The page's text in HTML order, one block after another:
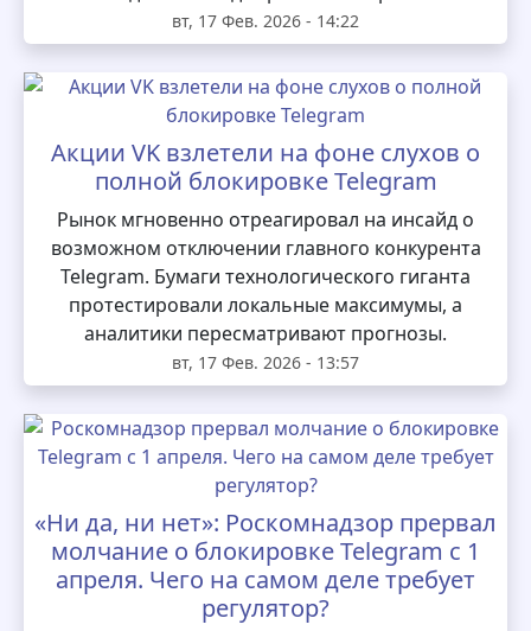
вт, 17 Фев. 2026 - 14:22
Акции VK взлетели на фоне слухов о
полной блокировке Telegram
Рынок мгновенно отреагировал на инсайд о
возможном отключении главного конкурента
Telegram. Бумаги технологического гиганта
протестировали локальные максимумы, а
аналитики пересматривают прогнозы.
вт, 17 Фев. 2026 - 13:57
«Ни да, ни нет»: Роскомнадзор прервал
молчание о блокировке Telegram с 1
апреля. Чего на самом деле требует
регулятор?